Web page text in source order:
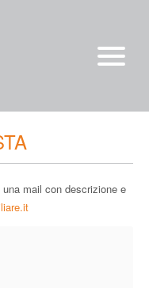
mail con descrizione e